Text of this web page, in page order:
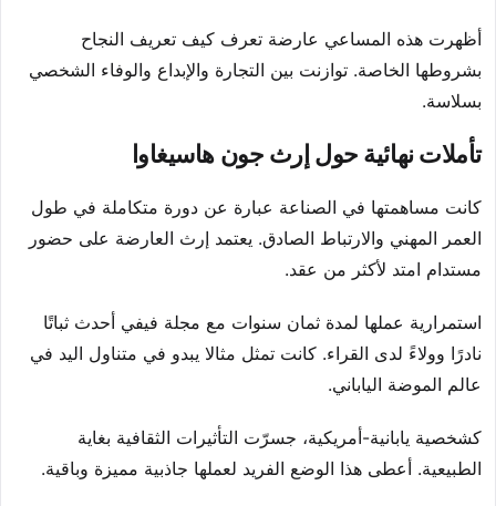
أظهرت هذه المساعي عارضة تعرف كيف تعريف النجاح
بشروطها الخاصة. توازنت بين التجارة والإبداع والوفاء الشخصي
بسلاسة.
تأملات نهائية حول إرث جون هاسيغاوا
كانت مساهمتها في الصناعة عبارة عن دورة متكاملة في طول
العمر المهني والارتباط الصادق. يعتمد إرث العارضة على حضور
مستدام امتد لأكثر من عقد.
استمرارية عملها لمدة ثمان سنوات مع مجلة فيفي أحدث ثباتًا
نادرًا وولاءً لدى القراء. كانت تمثل مثالا يبدو في متناول اليد في
عالم الموضة الياباني.
كشخصية يابانية-أمريكية، جسرّت التأثيرات الثقافية بغاية
الطبيعية. أعطى هذا الوضع الفريد لعملها جاذبية مميزة وباقية.